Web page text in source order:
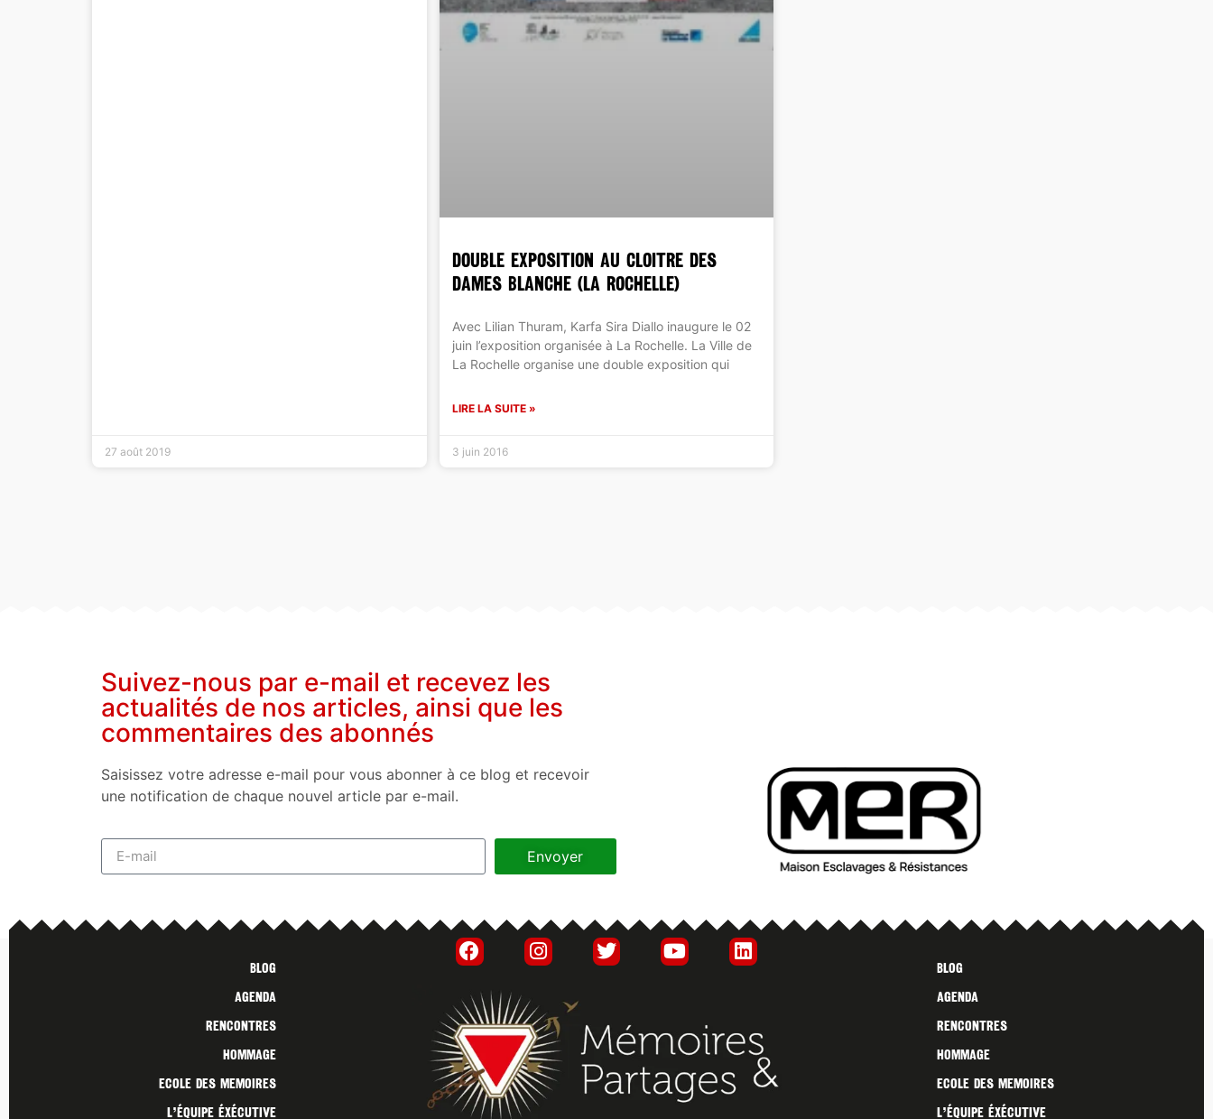
27 août 2019
DOUBLE EXPOSITION au Cloitre des
Dames Blanche (La Rochelle)
Avec Lilian Thuram, Karfa Sira Diallo inaugure le 02
juin l’exposition organisée à La Rochelle. La Ville de
La Rochelle organise une double exposition qui
LIRE LA SUITE »
3 juin 2016
Suivez-nous par e-mail et recevez les
actualités de nos articles, ainsi que les
commentaires des abonnés
Saisissez votre adresse e-mail pour vous abonner à ce blog et recevoir
une notification de chaque nouvel article par e-mail.
Envoyer
Blog
Agenda
Rencontres
Hommage
Ecole des Memoires
L’ÉQUIPE ÉXÉCUTIVE
Blog
Agenda
Rencontres
Hommage
Ecole des Memoires
L’ÉQUIPE ÉXÉCUTIVE